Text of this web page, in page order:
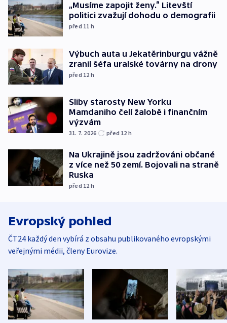
„Musíme zapojit ženy.“ Litevští
politici zvažují dohodu o demografii
před 11 h
Výbuch auta u Jekatěrinburgu vážně
zranil šéfa uralské továrny na drony
před 12 h
Sliby starosty New Yorku
Mamdaniho čelí žalobě i finančním
výzvám
31. 7. 2026 před 12 h
Na Ukrajině jsou zadržováni občané
z více než 50 zemí. Bojovali na straně
Ruska
před 12 h
Evropský pohled
ČT24 každý den vybírá z obsahu publikovaného evropskými
veřejnými médii, členy Eurovize.